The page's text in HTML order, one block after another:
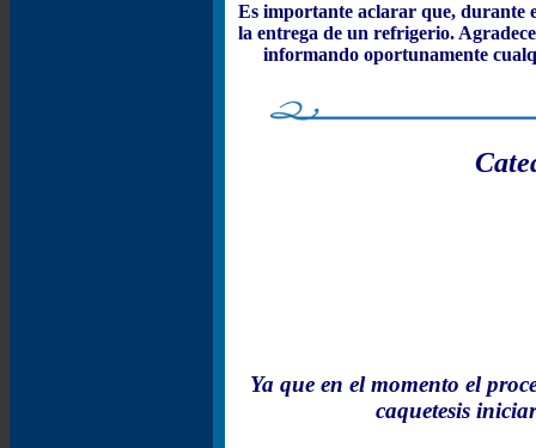
Es importante aclarar que, durante
la entrega de un refrigerio.
informando oportunamente
Ya que en el momento el
caquetesis